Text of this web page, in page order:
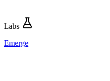
Labs
Emerge